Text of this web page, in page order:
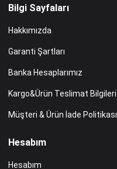
Bilgi Sayfaları
Hakkımızda
Garanti Şartları
Banka Hesaplarımız
Kargo&Ürün Teslimat Bilgileri
Müşteri & Ürün İade Politikası
Hesabım
Hesabım